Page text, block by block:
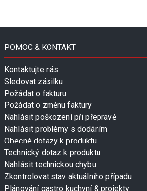
POMOC & KONTAKT
Kontaktujte nás
Sledovat zásilku
Požádat o fakturu
Požádat o změnu faktury
Nahlásit poškození při přepravě
Nahlásit problémy s dodáním
Obecné dotazy k produktu
Technický dotaz k produktu
Nahlásit technickou chybu
Zkontrolovat stav aktuálního případu
Plánování gastro kuchyní & projekty